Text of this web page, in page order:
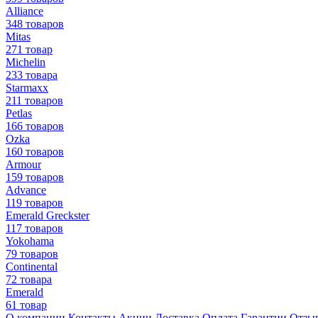
Alliance
348 товаров
Mitas
271 товар
Michelin
233 товара
Starmaxx
211 товаров
Petlas
166 товаров
Ozka
160 товаров
Armour
159 товаров
Advance
119 товаров
Emerald Greckster
117 товаров
Yokohama
79 товаров
Continental
72 товара
Emerald
61 товар